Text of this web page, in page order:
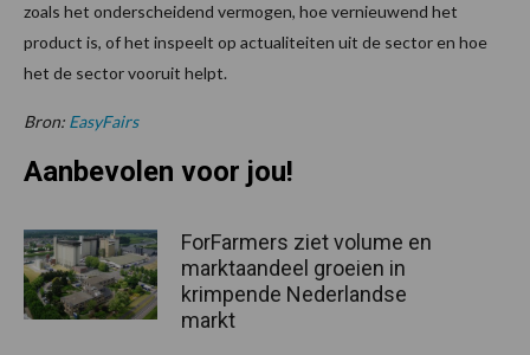
zoals het onderscheidend vermogen, hoe vernieuwend het
product is, of het inspeelt op actualiteiten uit de sector en hoe
het de sector vooruit helpt.
Bron: EasyFairs
Aanbevolen voor jou!
ForFarmers ziet volume en
marktaandeel groeien in
krimpende Nederlandse
markt